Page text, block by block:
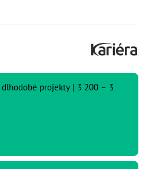
projekty | 3 200 – 3